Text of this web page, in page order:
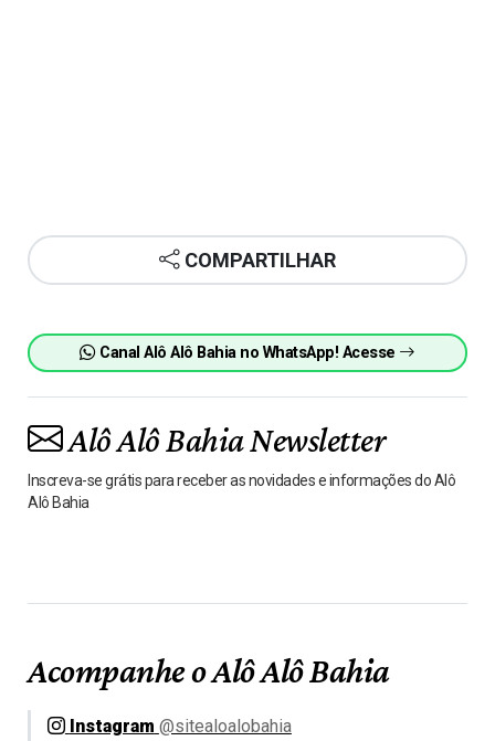
COMPARTILHAR
Canal Alô Alô Bahia no WhatsApp! Acesse
Alô Alô Bahia Newsletter
Inscreva-se grátis para receber as novidades e informações do Alô
Alô Bahia
Acompanhe o Alô Alô Bahia
Instagram @sitealoalobahia